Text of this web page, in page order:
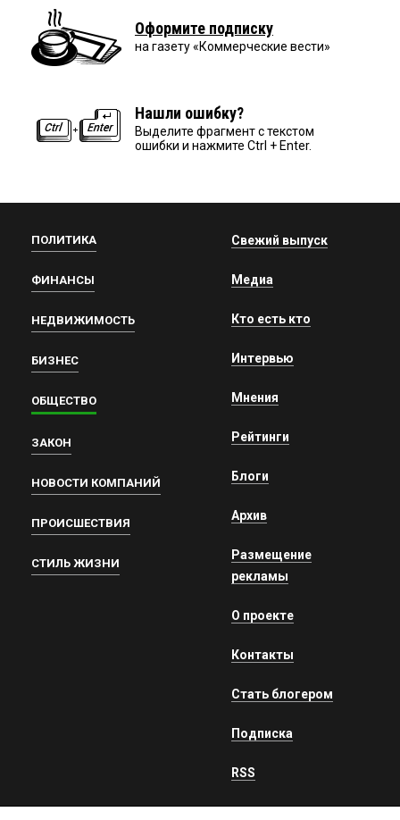
Оформите подписку
на газету «Коммерческие вести»
Нашли ошибку?
Выделите фрагмент с текстом
ошибки и нажмите Ctrl + Enter.
ПОЛИТИКА
ФИНАНСЫ
НЕДВИЖИМОСТЬ
БИЗНЕС
ОБЩЕСТВО
ЗАКОН
НОВОСТИ КОМПАНИЙ
ПРОИСШЕСТВИЯ
СТИЛЬ ЖИЗНИ
Свежий выпуск
Медиа
Кто есть кто
Интервью
Мнения
Рейтинги
Блоги
Архив
Размещение
рекламы
О проекте
Контакты
Стать блогером
Подписка
RSS